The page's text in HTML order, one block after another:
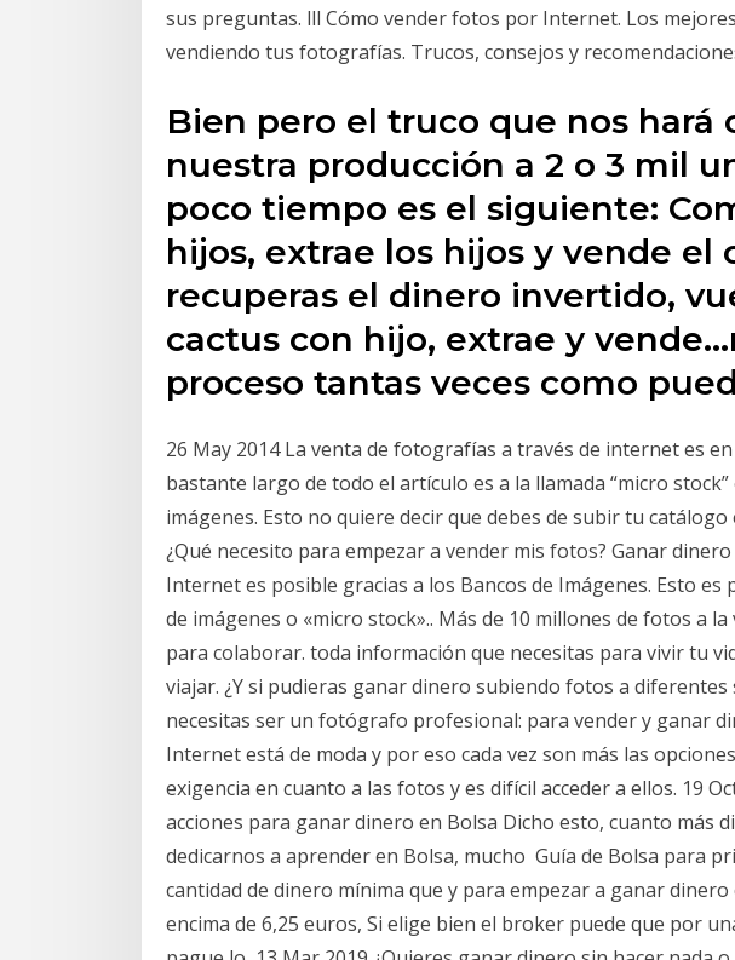
sus preguntas. lll Cómo vender fotos por Internet. Los
vendiendo tus fotografías. Trucos, consejos y
Bien pero el truco que nos hará
nuestra producción a 2 o 3 mil
poco tiempo es el siguiente:
hijos, extrae los hijos y vende el
recuperas el dinero invertido,
cactus con hijo, extrae y
proceso tantas veces como
26 May 2014 La venta de fotografías a través de internet es
bastante largo de todo el artículo es a la llamada “micro
imágenes. Esto no quiere decir que debes de subir tu
¿Qué necesito para empezar a vender mis fotos? Ganar
Internet es posible gracias a los Bancos de Imágenes. Esto es
de imágenes o «micro stock».. Más de 10 millones de fotos a
para colaborar. toda información que necesitas para vivir tu
viajar. ¿Y si pudieras ganar dinero subiendo fotos a
necesitas ser un fotógrafo profesional: para vender y ganar
Internet está de moda y por eso cada vez son más las
exigencia en cuanto a las fotos y es difícil acceder a ellos. 19
acciones para ganar dinero en Bolsa Dicho esto, cuanto más
dedicarnos a aprender en Bolsa, mucho Guía de Bolsa para
cantidad de dinero mínima que y para empezar a ganar
encima de 6,25 euros, Si elige bien el broker puede que por